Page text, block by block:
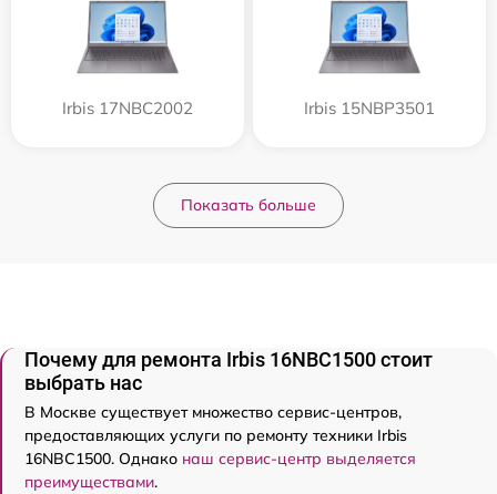
Irbis 17NBC2002 Irbis 15NBP3501
Показать больше
Почему для ремонта Irbis 16NBC1500 стоит
выбрать нас
В Москве существует множество сервис-центров,
предоставляющих услуги по ремонту техники Irbis
16NBC1500. Однако наш сервис-центр выделяется
преимуществами.